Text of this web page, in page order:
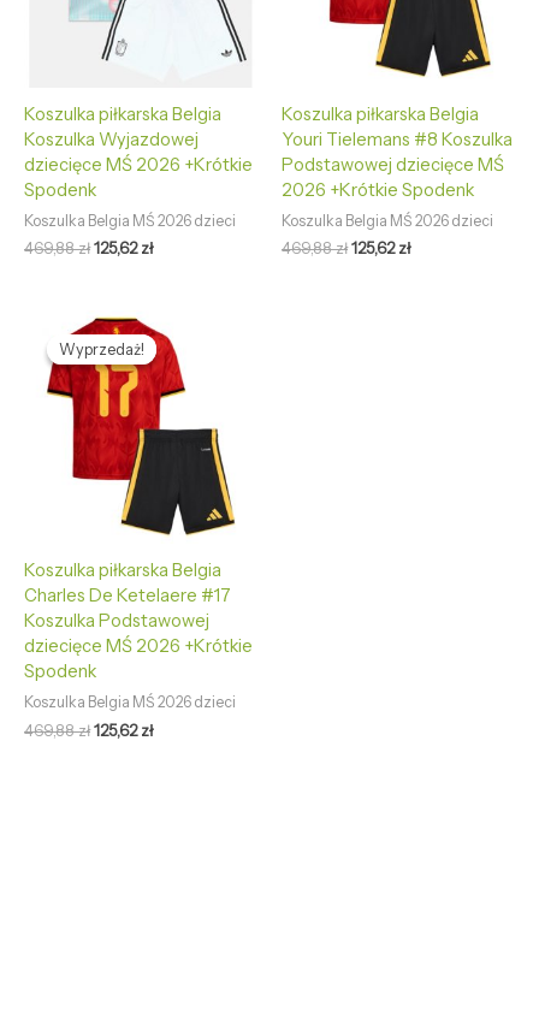
Koszulka piłkarska Belgia
Koszulka Wyjazdowej
dziecięce MŚ 2026 +Krótkie
Spodenk
Koszulka Belgia MŚ 2026 dzieci
469,88zł125,62zł
Koszulka piłkarska Belgia
Youri Tielemans #8 Koszulka
Podstawowej dziecięce MŚ
2026 +Krótkie Spodenk
Koszulka Belgia MŚ 2026 dzieci
469,88zł125,62zł
Wyprzedaż!
Wyprzedaż!
Koszulka piłkarska Belgia
Charles De Ketelaere #17
Koszulka Podstawowej
dziecięce MŚ 2026 +Krótkie
Spodenk
Koszulka Belgia MŚ 2026 dzieci
469,88zł
Pierwotna
cena
wynosiła:
469,88 zł.
125,62zł
cena
wynosi:
125,62 zł.